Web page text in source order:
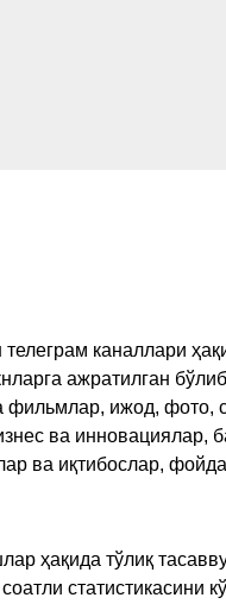
телеграм каналлари
ажратилган
ижод, фото,
ва инновациялар,
ва иқтибослар,
ҳақида тўлиқ
статистикасини